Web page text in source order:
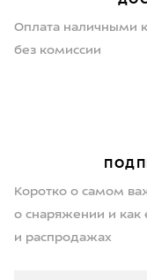
Оплата наличными
без комиссии
Коротко о самом
о снаряжении и как
и распродажах